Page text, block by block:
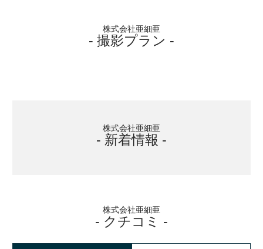
株式会社亜細亜
- 撮影プラン -
株式会社亜細亜
- 新着情報 -
株式会社亜細亜
- クチコミ -